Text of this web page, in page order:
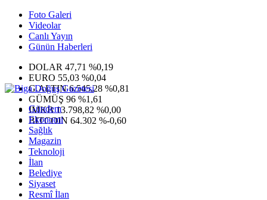
Foto Galeri
Videolar
Canlı Yayın
Günün Haberleri
DOLAR 47,71 %0,19
EURO 55,03 %0,04
G.ALTIN6.545,28 %0,81
GÜMÜŞ 96 %1,61
IMKB13.798,82 %0,00
BITCOIN 64.302 %-0,60
Gündem
Ekonomi
Sağlık
Magazin
Teknoloji
İlan
Belediye
Siyaset
Resmî İlan